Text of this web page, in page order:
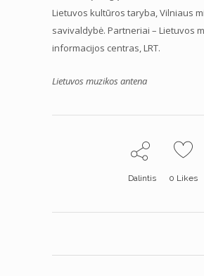
Lietuvos kultūros taryba, Vilniaus
savivaldybė. Partneriai – Lietuvos
informacijos centras, LRT.
Lietuvos muzikos antena
Dalintis 0 Likes